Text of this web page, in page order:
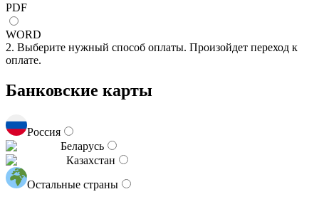
PDF
WORD
2. Выберите нужный способ оплаты. Произойдет переход к
оплате.
Банковские карты
Россия
Беларусь
Казахстан
Остальные страны